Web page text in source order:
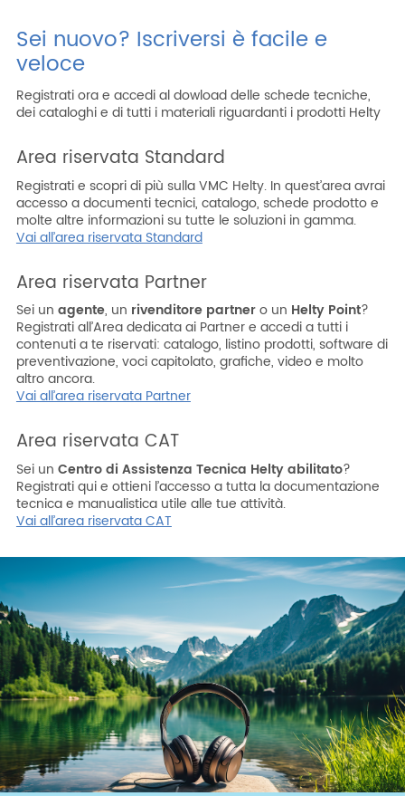
Azienda
Area riservata
Area riservata CAT
Lavora con noi
SHOP filtri
Sei nuovo? Iscriversi è facile e
veloce
Registrati ora e accedi al dowload delle schede tecniche,
dei cataloghi e di tutti i materiali riguardanti i prodotti Helty
Area riservata Standard
Registrati e scopri di più sulla VMC Helty. In quest’area avrai
accesso a documenti tecnici, catalogo, schede prodotto e
molte altre informazioni su tutte le soluzioni in gamma.
Vai all’area riservata Standard
Area riservata Partner
Sei un agente, un rivenditore partnero un Helty Point?
Registrati all’Area dedicata ai Partner e accedi a tutti i
contenuti a te riservati: catalogo, listino prodotti, software di
preventivazione, voci capitolato, grafiche, video e molto
altro ancora.
Vai all’area riservata Partner
Area riservata CAT
Sei un Centro di Assistenza Tecnica Helty abilitato?
Registrati qui e ottieni l’accesso a tutta la documentazione
tecnica e manualistica utile alle tue attività.
Vai all’area riservata CAT